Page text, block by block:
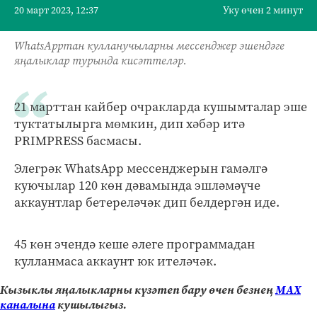
20 март 2023, 12:37 Уку өчен 2 минут
WhatsAppтан кулланучыларны мессенджер эшендәге
яңалыклар турында кисәттеләр.
21 марттан кайбер очракларда кушымталар эше
туктатылырга мөмкин, дип хәбәр итә
PRIMPRESS басмасы.
Элегрәк WhatsApp мессенджерын гамәлгә
куючылар 120 көн дәвамында эшләмәүче
аккаунтлар бетереләчәк дип белдергән иде.
45 көн эчендә кеше әлеге программадан
кулланмаса аккаунт юк ителәчәк.
Кызыклы яңалыкларны күзәтеп бару өчен безнеңМАХ
каналынакушылыгыз.